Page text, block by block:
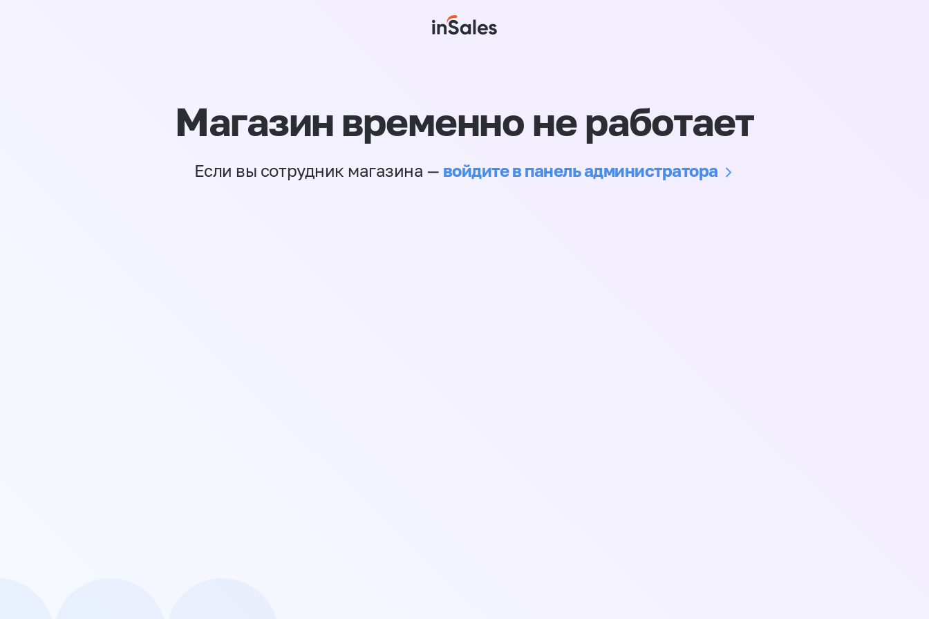
Магазин временно не работает
Если вы сотрудник магазина — войдите в панель администратора